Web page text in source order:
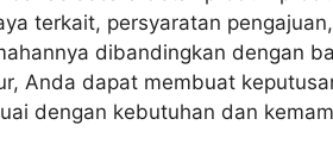
terkait, persyaratan
dibandingkan dengan
Anda dapat membuat
dengan kebutuhan dan